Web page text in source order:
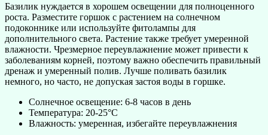
Базилик нуждается в хорошем освещении для полноценного
роста. Разместите горшок с растением на солнечном
подоконнике или используйте фитолампы для
дополнительного света. Растение также требует умеренной
влажности. Чрезмерное переувлажнение может привести к
заболеваниям корней, поэтому важно обеспечить правильный
дренаж и умеренный полив. Лучше поливать базилик
немного, но часто, не допуская застоя воды в горшке.
Солнечное освещение: 6-8 часов в день
Температура: 20-25°C
Влажность: умеренная, избегайте переувлажнения